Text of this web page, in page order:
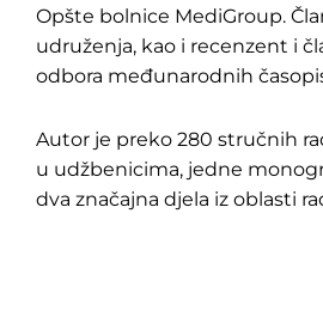
Opšte bolnice MediGroup.
udruženja, kao i recenzent i
odbora međunarodnih
Autor je preko 280 stručnih
u udžbenicima, jedne
dva značajna djela iz oblasti